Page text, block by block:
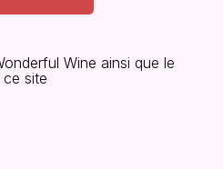
Wine ainsi que le
site